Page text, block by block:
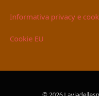
Informativa privacy e
Cookie EU